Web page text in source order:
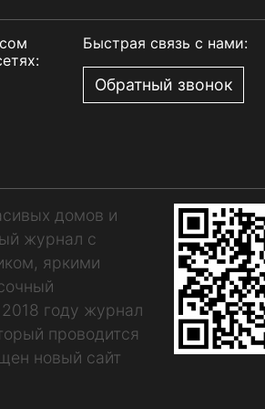
Быстрая связь с нами:
Обратный звонок
домов и
журнал с
яркими
году журнал
проводится
новый сайт